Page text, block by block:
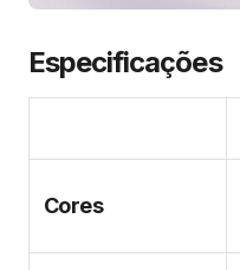
Especificações
Cores